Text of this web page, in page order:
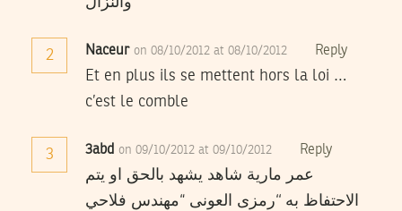
2 Naceur on 08/10/2012 at 08/10/2012 Reply
Et en plus ils se mettent hors la loi …
c’est le comble
3 3abd on 09/10/2012 at 09/10/2012 Reply
عمر مارية شاهد يشهد بالحق او يتم
الاحتفاظ به ‘‘رمزى العونى “مهندس فلاحي